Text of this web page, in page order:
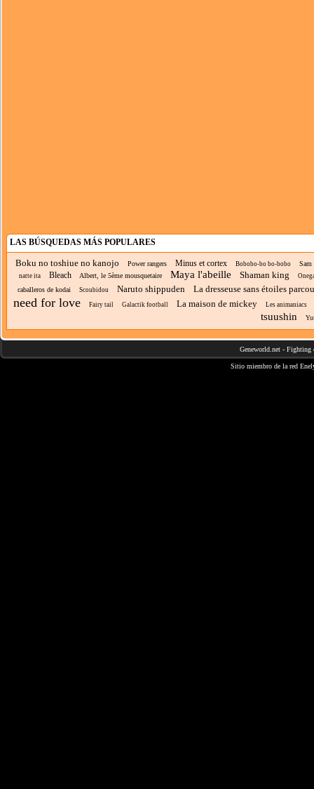
LAS BÚSQUEDAS MÁS POPULARES
Boku no toshiue no kanojo Power rangers Minus et cortex Bobobo-bo bo-bobo Sam
natte ita Bleach Albert, le 5ème mousquetaire Maya l'abeille Shaman king
caballeros de kodai Scoubidou Naruto shippuden La dresseuse sans étoiles
need for love Fairy tail Galactik football La maison de mickey Les animaniacs
tsuushin
Geneworld.net - Fighting
Sitio miembro de la red